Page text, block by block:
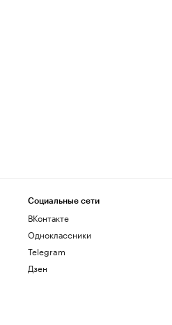
Социальные сети
ВКонтакте
Одноклассники
Telegram
Дзен